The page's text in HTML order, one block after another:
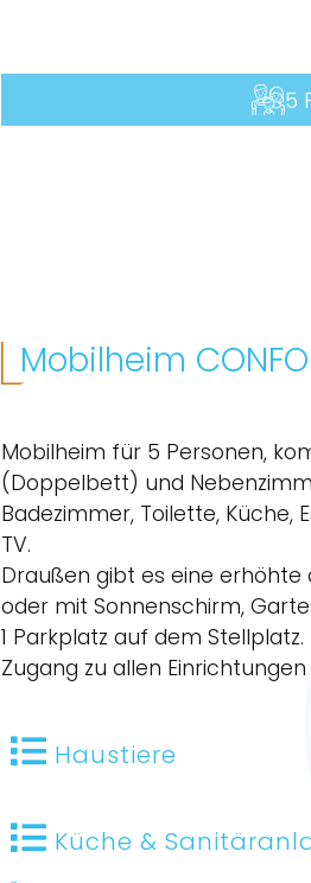
5
Mobilheim
Mobilheim für 5 Personen,
(Doppelbett) und
Badezimmer, Toilette, Küche,
TV.
Draußen gibt es eine
oder mit Sonnenschirm,
1 Parkplatz auf dem Stellplatz.
Zugang zu allen
Haustiere
Küche &